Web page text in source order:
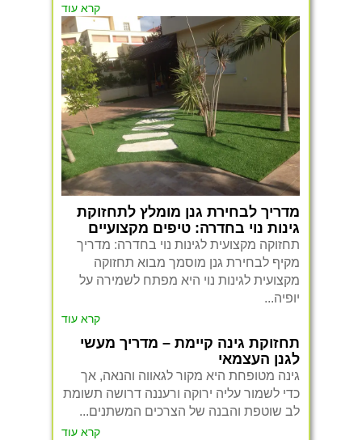
קרא עוד
מדריך לבחירת גנן מומלץ לתחזוקת
גינות נוי בחדרה: טיפים מקצועיים
תחזוקה מקצועית לגינות נוי בחדרה: מדריך
מקיף לבחירת גנן מוסמך מבוא תחזוקה
מקצועית לגינות נוי היא מפתח לשמירה על
יופיה...
קרא עוד
תחזוקת גינה קיימת – מדריך מעשי
לגנן העצמאי
גינה מטופחת היא מקור לגאווה והנאה, אך
כדי לשמור עליה ירוקה ורעננה דרושה תשומת
לב שוטפת והבנה של הצרכים המשתנים...
קרא עוד